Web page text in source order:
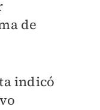
de
indicó